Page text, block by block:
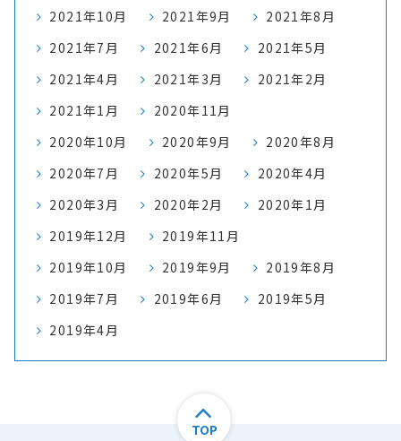
2021年10月
2021年9月
2021年8月
2021年7月
2021年6月
2021年5月
2021年4月
2021年3月
2021年2月
2021年1月
2020年11月
2020年10月
2020年9月
2020年8月
2020年7月
2020年5月
2020年4月
2020年3月
2020年2月
2020年1月
2019年12月
2019年11月
2019年10月
2019年9月
2019年8月
2019年7月
2019年6月
2019年5月
2019年4月
TOP